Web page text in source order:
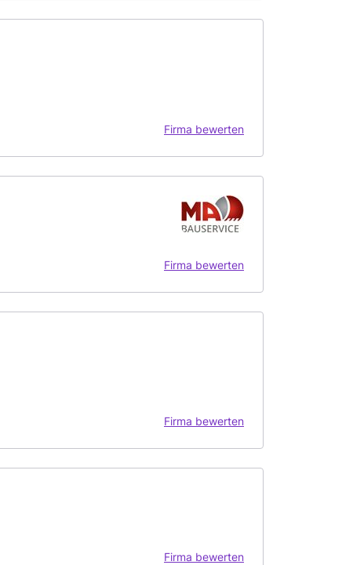
Firma bewerten
Firma bewerten
Firma bewerten
Firma bewerten